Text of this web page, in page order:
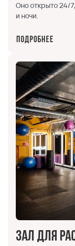
Оно открыто 24/
и ночи.
Подробнее
Зал для